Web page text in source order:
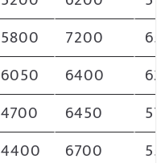
5800 7200
6050 6400
4700 6450
4400 6700